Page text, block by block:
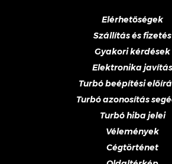
Elérhetőségek
Szállítás és fizetés
Gyakori kérdések
Elektronika javítás
Turbó beépítési
Turbó azonosítás
Turbó hiba jelei
Vélemények
Cégtörténet